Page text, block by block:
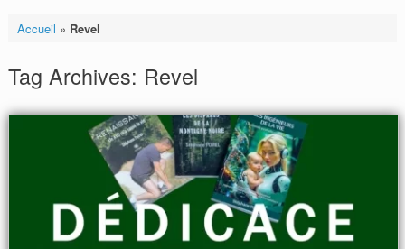
Accueil » Revel
Tag Archives: Revel